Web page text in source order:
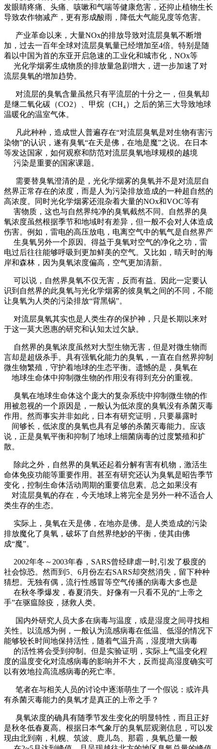
发眼睛疼痛、头痛、咳嗽和气喘等健康危害，还抑止植物生长
导致农作物减产，更有形成酸雨，降低大气能见度等危害。
产业革命以来，大量NOx的排放导致对流层臭氧不断增
加，过去一百年全球对流层臭氧量已经增加至4倍。特别是随
着以中国为首的东亚开启急速的工业化和城市化，NOx等
光化学烟雾生成物质的排放量急剧增大，进一步加速了对
流层臭氧的增加趋势。
对流层的臭氧含量虽然只有平流层的十分之一，但臭氧却
是继二氧化碳（CO2）、甲烷（CH₄）之后的第三大导致地球
温暖化的温室气体。
凡此种种，造成世人普遍存在“对流层臭氧是对生物有害污
染物”的认识，遂有臭氧“在天是佛，在地是魔”之说。在日本
等发达国家，如何观察和防范对流层臭氧地球规模的越境
污染是重要的国家课题。
需要替臭氧澄清的是，光化学烟雾的臭氧并不是对流层自
然界正常存在的浓度，而是人为污染排放造成的一种超自然的
高浓度。同时光化学烟雾还混杂着大量的NOx和VOC等有
害物质，这也与自然界纯净的臭氧截然不同。自然界的臭
氧浓度虽然根据季节和地域时有差异，但一般不会对人体造成
伤害。例如，雷电的高压放电，电离空气中的氧气是自然界产
生臭氧另外一个原因。得益于臭氧对空气的净化之功，雷
电过后往往能够呼吸到更加鲜美的空气。又比如，晴天时的海
岸和森林，因为臭氧浓度偏高，空气更加清新。
可以说，自然界臭氧不仅无害，反而有益。因此一定要认
识到自然界的此臭氧与光化学烟雾的彼臭氧之间的不同，不能
让臭氧为人类的污染排放“背黑锅”。
对流层臭氧其实也是人类生存的保护神，只是长期以来对
于这一莫大恩惠的研究和认知太过欠缺。
自然界的臭氧浓度虽然对大型生物无害，但是对微生物而
言却是超级杀手。具有强氧化能力的臭氧，一直在自然界抑制
微生物繁殖，守护着地球的生态平衡。遗憾的是，臭氧在
地球生命体中抑制微生物的作用没有得到充分的重视。
臭氧在地球生命体这个庞大的复杂系统中抑制微生物的作
用被忽视的一个原因是，一般认为低浓度的臭氧没有杀菌灭毒
作用。然而事实并非如此，日本有研究证明，只要暴露时
间够长，低浓度的臭氧也具有足够的杀菌灭毒能力。应该
说，正是臭氧平衡和抑制了地球上细菌病毒的过度繁殖和扩
散。
除此之外，自然界的臭氧还起着分解有害有机物，激活生
命体免疫功能等重要作用。甚至有研究还认为臭氧是昭告季节
变化，控制生命体活动周期的重要信息素。总之如果没有
对流层臭氧的存在，今天地球上将完全是另外一种不适合人
类生存的生态。
实际上，臭氧在天是佛，在地亦是佛。是人类造成的污染
排放魔化了臭氧，破坏了自然界绝妙的平衡，使其由佛
成“魔”。
2002年冬～2003年春，SARS曾经肆虐一时,引发了极度的
社会惊恐。然而到5、6月份左右SARS却突然消失，留下种种
猜想。无独有偶，流行性感冒等空气传播的病毒大多也是
在秋冬季爆发，春夏消失。好像有一只看不见的“上帝之
手”在驱瘟除疫，拯救人类。
国内外研究人员大多在病毒与温度，或是湿度之间寻找相
关性。以流感为例，一般认为流感病毒在低温、低湿的情况下
能够较长时间地保持活性，随着气温升高，湿度增大病毒
的活性将会受到抑制。但是实验证明，实际上气温变化程
度的温度变化对流感病毒的影响并不大，反而提高湿度确实可
以有效地拉高流感病毒的死亡率。
笔者在与相关人员的讨论中逐渐萌生了一个假说：或许具
有杀菌灭毒能力的臭氧才是真正的上帝之手？
臭氧浓度的确具有随季节发生变化的明显特性，而且正好
是秋冬低春夏高。根据日本气象厅的臭氧层观测信息，可以发
现由北到南，札幌、筑波、鹿儿岛、那霸，臭氧总量一般